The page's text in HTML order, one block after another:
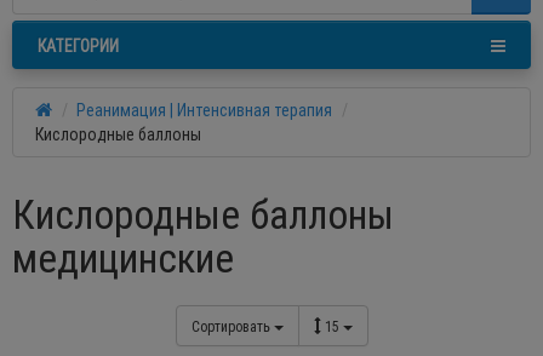
КАТЕГОРИИ
Реанимация | Интенсивная терапия
Кислородные баллоны
Кислородные баллоны
медицинские
Сортировать 15